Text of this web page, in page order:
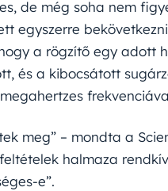
de még soha nem
egyszerre
a rögzítő egy adott
és a kibocsátott
meg” – mondta a
halmaza
e”.